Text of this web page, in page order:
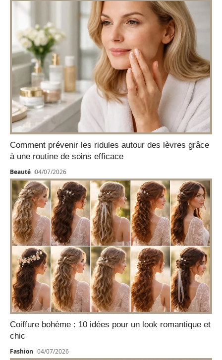
Comment prévenir les ridules autour des lèvres grâce
à une routine de soins efficace
Beauté 04/07/2026
Coiffure bohème : 10 idées pour un look romantique et
chic
Fashion 04/07/2026